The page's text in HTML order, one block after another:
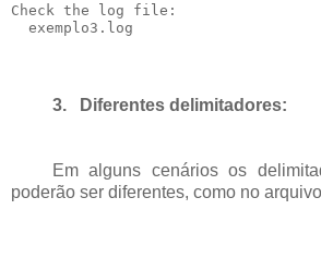
Check the log file:
3. Diferentes delimitadores:
Em alguns cenários os
poderão ser diferentes, como no